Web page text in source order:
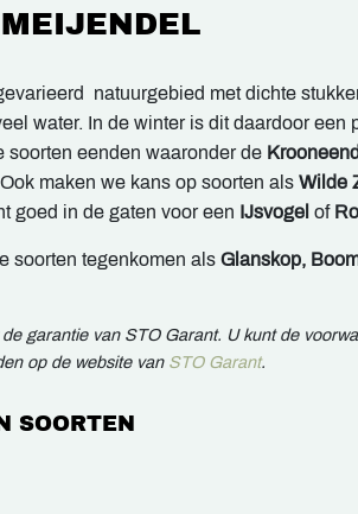
natuurgebied met dichte
water. In de winter is dit daardoor een
eenden waaronder de
maken we kans op soorten als Wilde
goed in de gaten voor een IJsvogel of
soorten tegenkomen als Glanskop,
garantie van STO Garant. U kunt de
op de website van STO Garant.
SOORTEN